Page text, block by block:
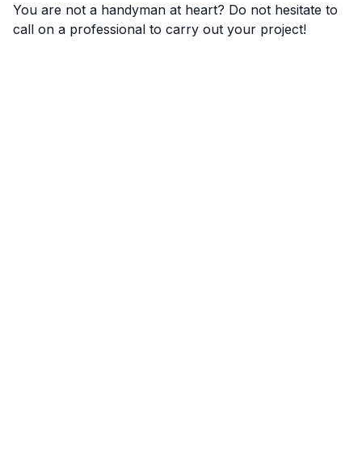
You are not a handyman at heart? Do not hesitate to
call on a professional to carry out your project!